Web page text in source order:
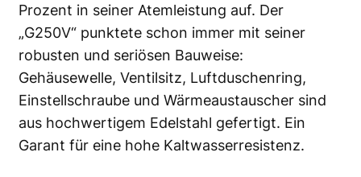
Prozent in seiner Atemleistung auf. Der
„G250V“ punktete schon immer mit seiner
robusten und seriösen Bauweise:
Gehäusewelle, Ventilsitz, Luftduschenring,
Einstellschraube und Wärmeaustauscher sind
aus hochwertigem Edelstahl gefertigt. Ein
Garant für eine hohe Kaltwasserresistenz.